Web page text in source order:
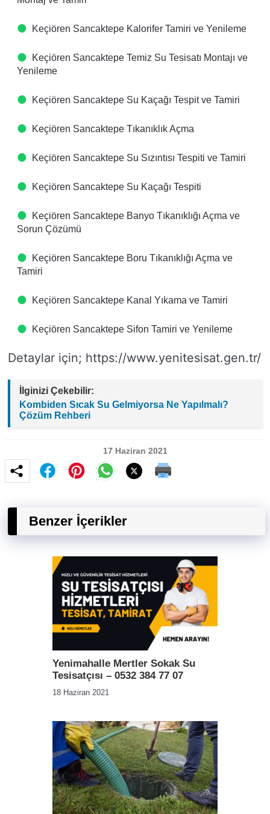
Keçiören Sancaktepe Kalorifer Tamiri ve Yenileme
Keçiören Sancaktepe Temiz Su Tesisatı Montajı ve
Yenileme
Keçiören Sancaktepe Su Kaçağı Tespit ve Tamiri
Keçiören Sancaktepe Tıkanıklık Açma
Keçiören Sancaktepe Su Sızıntısı Tespiti ve Tamiri
Keçiören Sancaktepe Su Kaçağı Tespiti
Keçiören Sancaktepe Banyo Tıkanıklığı Açma ve
Sorun Çözümü
Keçiören Sancaktepe Boru Tıkanıklığı Açma ve
Tamiri
Keçiören Sancaktepe Kanal Yıkama ve Tamiri
Keçiören Sancaktepe Sifon Tamiri ve Yenileme
Detaylar için; https://www.yenitesisat.gen.tr/
İlginizi Çekebilir:
Kombiden Sıcak Su Gelmiyorsa Ne Yapılmalı?
Çözüm Rehberi
17 Haziran 2021
Benzer İçerikler
Yenimahalle Mertler Sokak Su
Tesisatçısı – 0532 384 77 07
18 Haziran 2021